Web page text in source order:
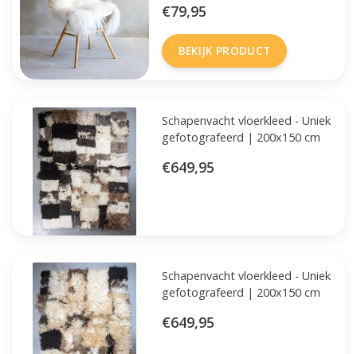
€79,95
BEKIJK PRODUCT
Schapenvacht vloerkleed - Uniek
gefotografeerd | 200x150 cm
€649,95
Schapenvacht vloerkleed - Uniek
gefotografeerd | 200x150 cm
€649,95